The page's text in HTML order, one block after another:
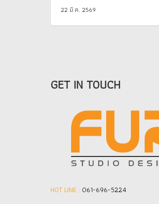
22 มี.ค. 2569
GET IN TOUCH
HOT LINE : 061-696-5224